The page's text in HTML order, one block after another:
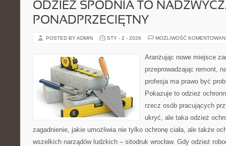
ODZIEŻ SPODNIA TO
PONADPRZECIĘTNY
POSTED BY ADMIN STY - 2 - 2026 MOŻLIWOŚĆ
Aranżując nowe miejsce
przeprowadzając remont,
profesja ma prawo być
Pokazuje to odzież
rzecz osób pracujących
ukryć, ale taka odzież
zagadnienie, jakie umożliwia nie tylko ochronę ciała, ale także
wszelkich narządów ludzkich – sitodruk wrocław. Gdy odzież